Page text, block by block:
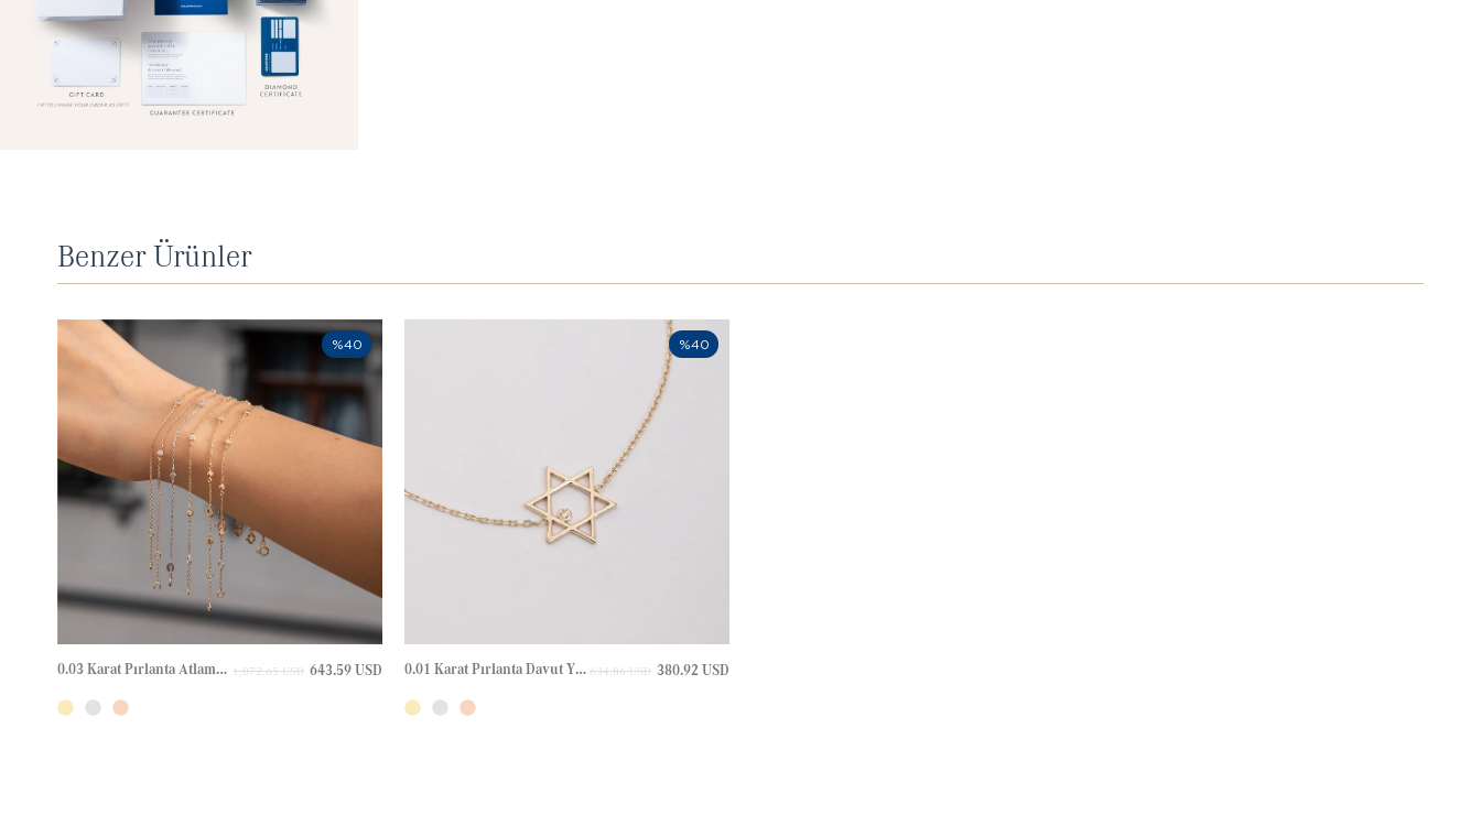
Benzer Ürünler
0.03 Karat Pırlanta Atlamalı Sıvama Taşlı Altın Bileklik 643.59 USD
1,072.65 USD
%40
0.01 Karat Pırlanta Davut Yıldızı Altın Bileklik 380.92 USD
634.86 USD
%40